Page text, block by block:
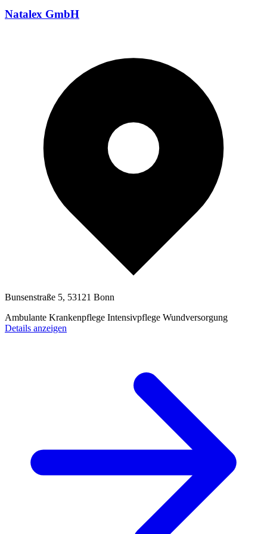
Natalex GmbH
Bunsenstraße 5, 53121 Bonn
Ambulante Krankenpflege Intensivpflege Wundversorgung
Details anzeigen